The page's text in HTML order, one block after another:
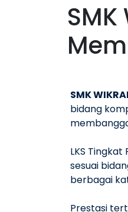
SMK
bidang
LKS
sesuai
berbagai
Prestasi